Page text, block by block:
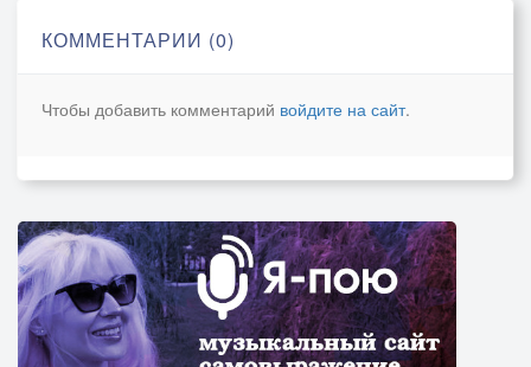
Говорят, мол, тихо на том свете.
Но за эту фразу кто в ответе?
Не прожить им без неё и дня.
КОММЕНТАРИИ (0)
Чтобы добавить комментарий войдите на сайт.